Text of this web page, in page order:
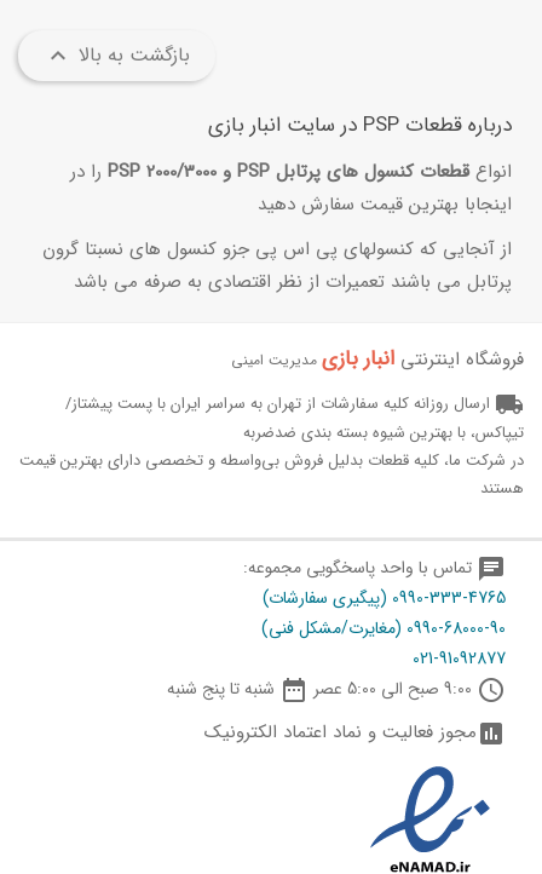
بازگشت به بالا 
درباره قطعات PSP در سایت انبار بازی
انواعقطعات کنسول های پرتابل PSP و PSP 2000/3000
را در
اینجابا بهترین قیمت سفارش دهید
از آنجایی که کنسولهای پی اس پی جزو کنسول های نسبتا گرون
پرتابل می باشند تعمیرات از نظر اقتصادی به صرفه می باشد
فروشگاه اینترنتی انبار بازی‌ مدیریت امینی
local_shipping ارسال روزانه کلیه سفارشات از تهران به سراسر ایران با پست پیشتاز/
تیپاکس، با بهترین شیوه بسته بندی ضدضربه
در شرکت ما، کلیه قطعات بدلیل فروش بی‌واسطه و تخصصی دارای بهترین قیمت
هستند
chat تماس با واحد پاسخگویی مجموعه:
0990-333-4765 (پیگیری سفارشات)
0990-68000-90 (مغایرت/مشکل فنی)
021-91092877
schedule
 شنبه تا پنج شنبه
assessmentمجوز فعالیت و نماد اعتماد الکترونیک